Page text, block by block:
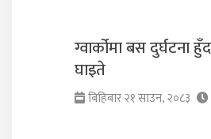
ग्वार्कोमा बस दुर्घटना
घाइते
बिहिबार २१ साउन, २०८३